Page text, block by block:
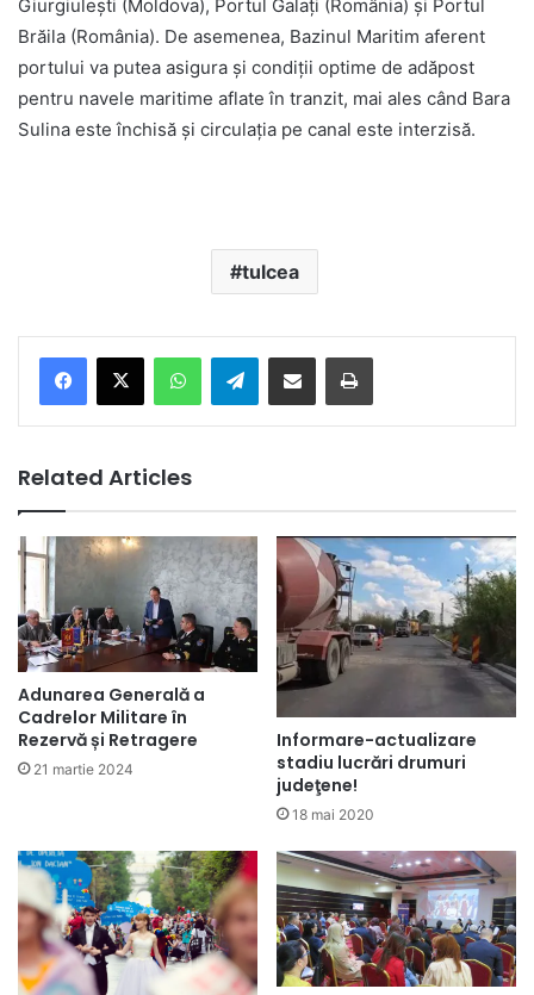
Giurgiulești (Moldova), Portul Galați (România) și Portul
Brăila (România). De asemenea, Bazinul Maritim aferent
portului va putea asigura și condiții optime de adăpost
pentru navele maritime aflate în tranzit, mai ales când Bara
Sulina este închisă și circulația pe canal este interzisă.
tulcea
Telegram
Related Articles
Adunarea Generală a
Cadrelor Militare în
Rezervă și Retragere
21 martie 2024
Informare-actualizare
stadiu lucrări drumuri
judeţene!
18 mai 2020